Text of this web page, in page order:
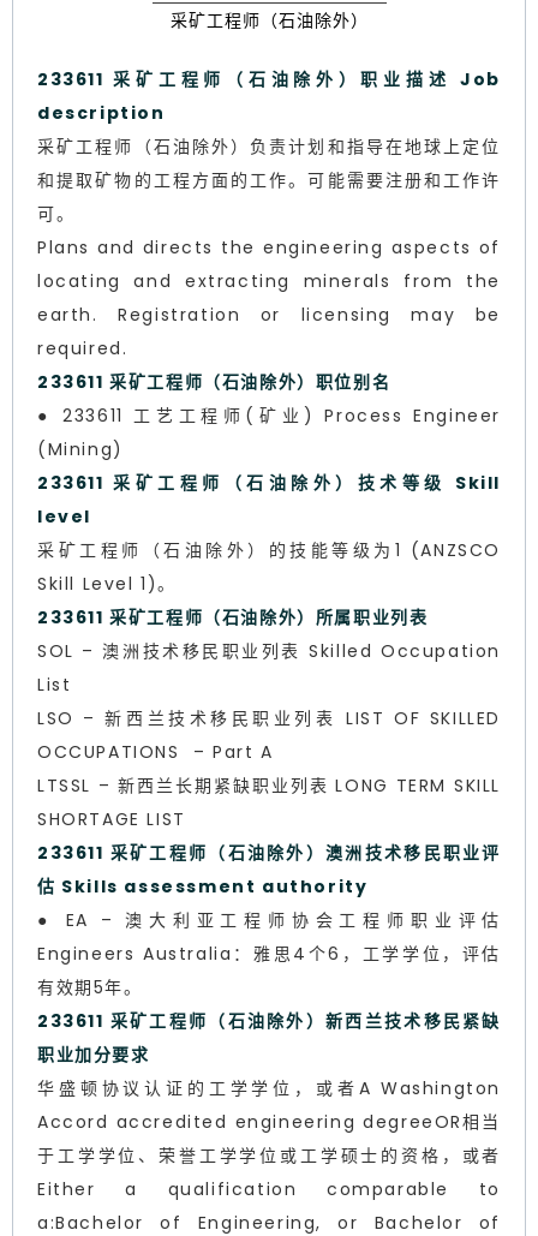
采矿工程师（石油除外）
233611 采矿工程师（石油除外）职业描述 Job
description
采矿工程师（石油除外）负责计划和指导在地球上定位
和提取矿物的工程方面的工作。可能需要注册和工作许
可。
Plans and directs the engineering aspects of
locating and extracting minerals from the
earth. Registration or licensing may be
required.
233611 采矿工程师（石油除外）职位别名
● 233611 工艺工程师(矿业) Process Engineer
(Mining)
233611 采矿工程师（石油除外）技术等级 Skill
level
采矿工程师（石油除外）的技能等级为1 (ANZSCO
Skill Level 1)。
233611 采矿工程师（石油除外）所属职业列表
SOL – 澳洲技术移民职业列表 Skilled Occupation
List
LSO – 新西兰技术移民职业列表 LIST OF SKILLED
OCCUPATIONS – Part A
LTSSL – 新西兰长期紧缺职业列表 LONG TERM SKILL
SHORTAGE LIST
233611 采矿工程师（石油除外）澳洲技术移民职业评
估 Skills assessment authority
● EA – 澳大利亚工程师协会工程师职业评估
Engineers Australia：雅思4个6，工学学位，评估
有效期5年。
233611 采矿工程师（石油除外）新西兰技术移民紧缺
职业加分要求
华盛顿协议认证的工学学位，或者A Washington
Accord accredited engineering degreeOR相当
于工学学位、荣誉工学学位或工学硕士的资格，或者
Either a qualification comparable to
a:Bachelor of Engineering, or Bachelor of